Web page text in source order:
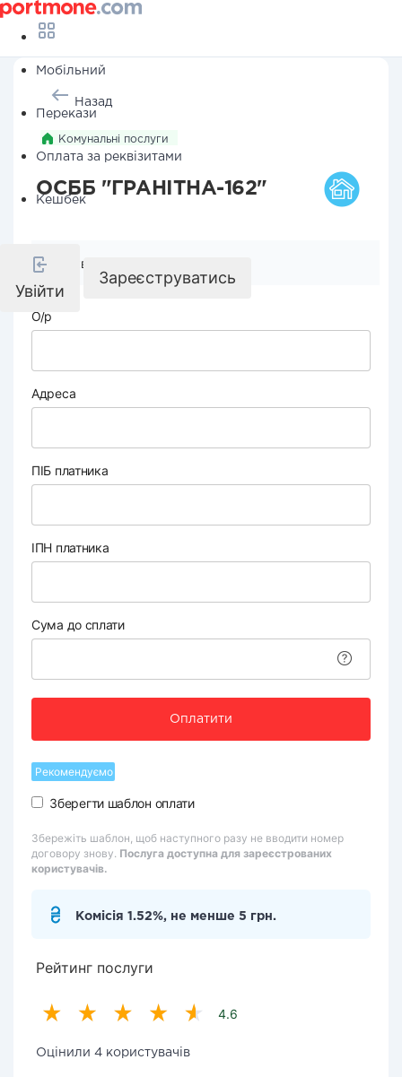
Мобільний
Перекази
Оплата за реквізитами
Кешбек
Увійти
Зареєструватись
Назад
Комунальні послуги
ОСББ "ГРАНІТНА-162"
Реквізити компанії
О/р
Адреса
ПІБ платника
ІПН платника
Сума до сплати
Оплатити
Рекомендуємо
Зберегти шаблон оплати
Збережіть шаблон, щоб наступного разу не вводити номер
договору знову. Послуга доступна для зареєстрованих
користувачів.
Комісія 1.52%, не менше 5 грн.
Рейтинг послуги
4.6
Оцінили 4 користувачів